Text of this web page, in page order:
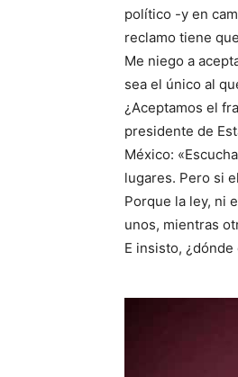
político -y en
reclamo tiene
Me niego a
sea el único al
¿Aceptamos el
presidente de
México:
lugares. Pero si
Porque la ley, ni
unos, mientras
E insisto, ¿dónde